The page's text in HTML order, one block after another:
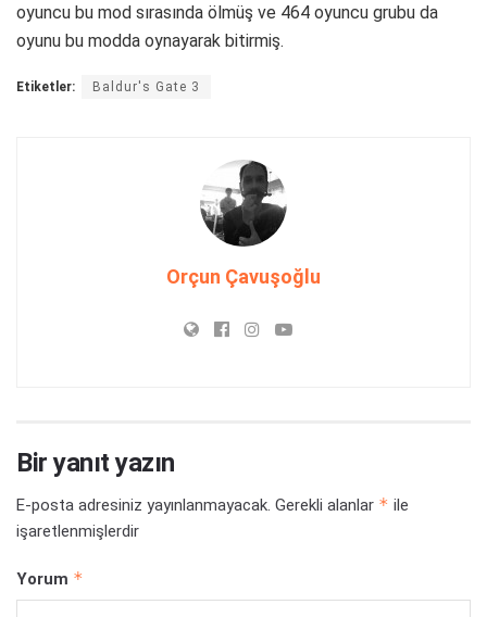
oyuncu bu mod sırasında ölmüş ve 464 oyuncu grubu da
oyunu bu modda oynayarak bitirmiş.
Etiketler: Baldur's Gate 3
Orçun Çavuşoğlu
Bir yanıt yazın
E-posta adresiniz yayınlanmayacak. Gerekli alanlar * ile
işaretlenmişlerdir
Yorum *